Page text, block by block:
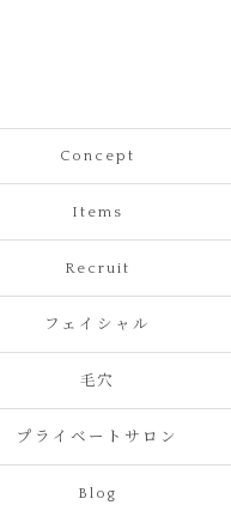
Concept
Items
Recruit
フェイシャル
毛穴
プライベートサロン
Blog